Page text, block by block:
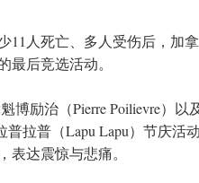
11人死亡、多人受伤后，加
后竞选活动。
博励治（Pierre Poilievre）以
普拉普（Lapu Lapu）节庆活
达震惊与悲痛。